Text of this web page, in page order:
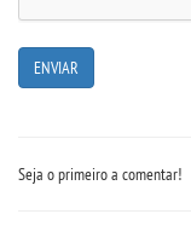
TRABALHE
OUVIDORIA
Seja o primeiro a comentar!